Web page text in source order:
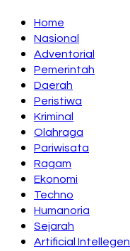
Home
Nasional
Adventorial
Pemerintah
Daerah
Peristiwa
Kriminal
Olahraga
Pariwisata
Ragam
Ekonomi
Techno
Humanoria
Sejarah
Artificial Intellegen